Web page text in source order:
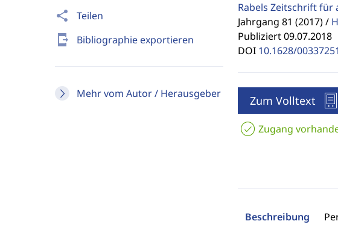
share Teilen
send_to_mobile Bibliographie exportieren
Mehr vom Autor / Herausgeber
Rabels Zeitschrift
Jahrgang 81 (2017) /
Publiziert 09.07.2018
DOI 10.1628/
Zum Volltext
Zugang
Beschreibung